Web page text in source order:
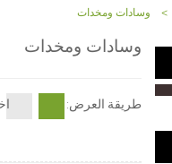
> وسادات ومخدات
وسادات ومخدات
طريقة العرض: